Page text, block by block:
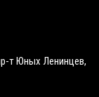
т Юных Ленинцев,